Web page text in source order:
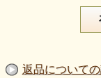
【価 格】200円＋
返品について